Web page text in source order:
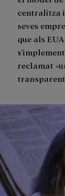
centralitza
seves
que als
reclamat